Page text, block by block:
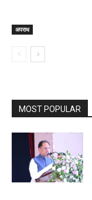
अपराध
MOST POPULAR